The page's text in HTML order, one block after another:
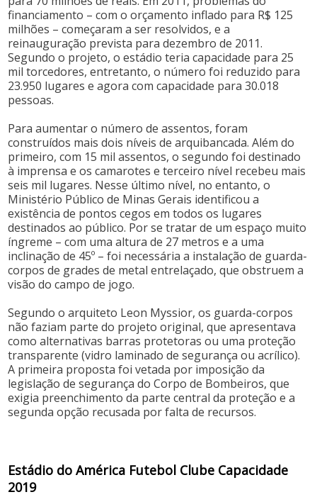
financiamento – com o orçamento inflado para R$ 125
milhões – começaram a ser resolvidos, e a
reinauguração prevista para dezembro de 2011.
Segundo o projeto, o estádio teria capacidade para 25
mil torcedores, entretanto, o número foi reduzido para
23.950 lugares e agora com capacidade para 30.018
pessoas.
Para aumentar o número de assentos, foram
construídos mais dois níveis de arquibancada. Além do
primeiro, com 15 mil assentos, o segundo foi destinado
à imprensa e os camarotes e terceiro nível recebeu mais
seis mil lugares. Nesse último nível, no entanto, o
Ministério Público de Minas Gerais identificou a
existência de pontos cegos em todos os lugares
destinados ao público. Por se tratar de um espaço muito
íngreme – com uma altura de 27 metros e a uma
inclinação de 45º – foi necessária a instalação de guarda-
corpos de grades de metal entrelaçado, que obstruem a
visão do campo de jogo.
Segundo o arquiteto Leon Myssior, os guarda-corpos
não faziam parte do projeto original, que apresentava
como alternativas barras protetoras ou uma proteção
transparente (vidro laminado de segurança ou acrílico).
A primeira proposta foi vetada por imposição da
legislação de segurança do Corpo de Bombeiros, que
exigia preenchimento da parte central da proteção e a
segunda opção recusada por falta de recursos.
Estádio do América Futebol Clube Capacidade
2019